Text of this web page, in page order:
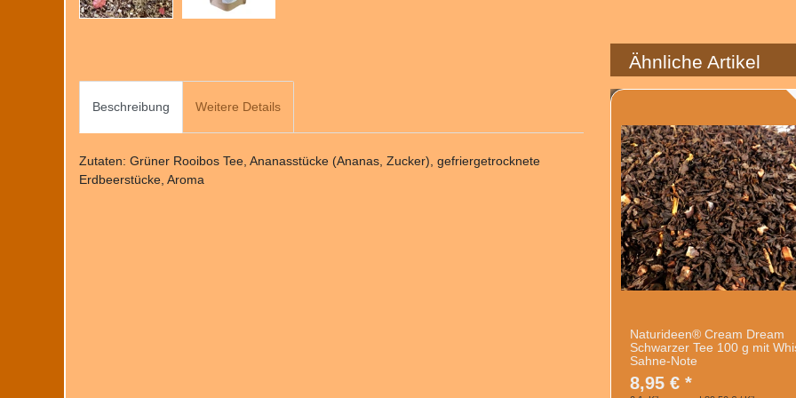
Beschreibung Weitere Details
Zutaten: Grüner Rooibos Tee, Ananasstücke (Ananas, Zucker), gefriergetrocknete
Erdbeerstücke, Aroma
Ähnliche Artikel
Naturideen® Cream Dream
Schwarzer Tee 100 g mit
Sahne-Note
8,95 € *